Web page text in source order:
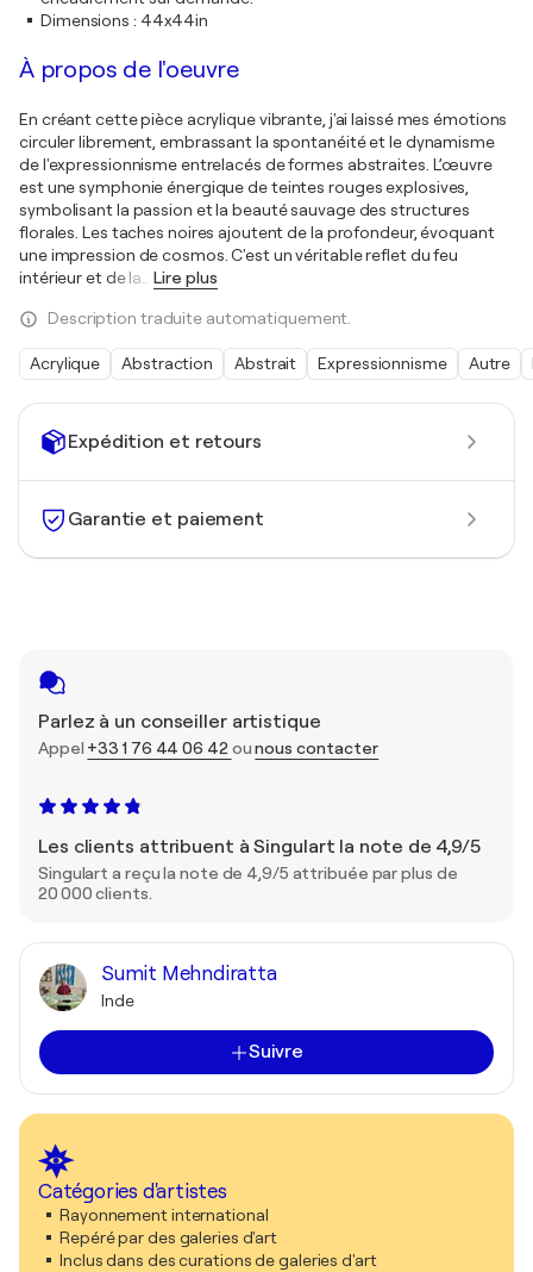
Expédition et retours
Garantie et paiement
Parlez à un conseiller artistique
Appel +33 1 76 44 06 42ounous contacter
Les clients attribuent à Singulart la note de 4,9/5
Singulart a reçu la note de 4,9/5 attribuée par plus de
20 000 clients.
Sumit Mehndiratta
Inde
Suivre
Catégories d'artistes
Rayonnement international
Repéré par des galeries d'art
Inclus dans des curations de galeries d'art
Dimensions : 44x44in
À propos de l'oeuvre
En créant cette pièce acrylique vibrante, j'ai laissé mes émotions
circuler librement, embrassant la spontanéité et le dynamisme
de l'expressionnisme entrelacés de formes abstraites. L’œuvre
est une symphonie énergique de teintes rouges explosives,
symbolisant la passion et la beauté sauvage des structures
florales. Les taches noires ajoutent de la profondeur, évoquant
une impression de cosmos. C'est un véritable reflet du feu
intérieur et de la… Lire plus
Description traduite automatiquement.
Acrylique Abstraction Abstrait Expressionnisme Autre